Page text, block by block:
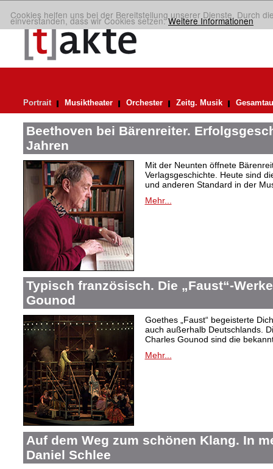
Cookies helfen uns bei der Bereitstellung unserer Dienste. Durch
einverstanden, dass wir Cookies setzen.Weitere Informationen
Portrait Musiktheater Orchester Zeitg. Musik
Beethoven bei Bärenreiter.
Jahren
Mit der Neunten öffnete
Verlagsgeschichte. Heute sind
und anderen Standard in der
Mehr...
Typisch französisch. Die „Faust“-
Gounod
Goethes „Faust“ begeisterte
auch außerhalb Deutschlands.
Charles Gounod sind die
Mehr...
Auf dem Weg zum schönen Klang. In
Daniel Schlee